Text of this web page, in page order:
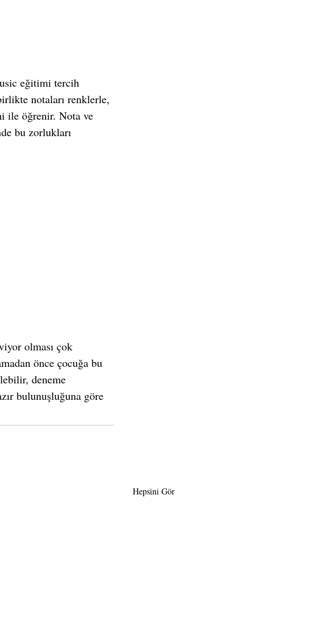
eğitimi tercih
notaları renklerle,
ile öğrenir. Nota ve
bu zorlukları
olması çok
önce çocuğa bu
deneme
bulunuşluğuna göre
Hepsini Gör